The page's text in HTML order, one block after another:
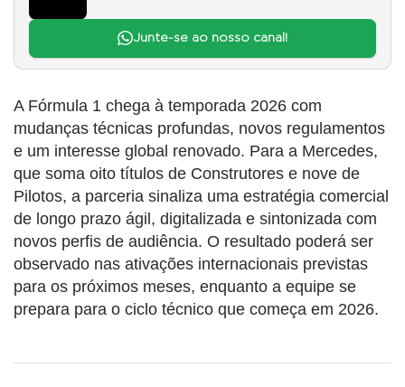
Junte-se ao nosso canal!
A Fórmula 1 chega à temporada 2026 com
mudanças técnicas profundas, novos regulamentos
e um interesse global renovado. Para a Mercedes,
que soma oito títulos de Construtores e nove de
Pilotos, a parceria sinaliza uma estratégia comercial
de longo prazo ágil, digitalizada e sintonizada com
novos perfis de audiência. O resultado poderá ser
observado nas ativações internacionais previstas
para os próximos meses, enquanto a equipe se
prepara para o ciclo técnico que começa em 2026.